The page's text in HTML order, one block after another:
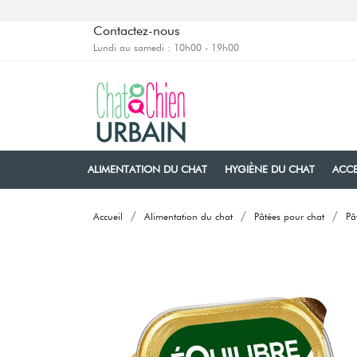
Contactez-nous
Lundi au samedi : 10h00 - 19h00
ALIMENTATION DU CHAT HYGIÈNE DU CHAT
Accueil Alimentation du chat Pâtées pour chat